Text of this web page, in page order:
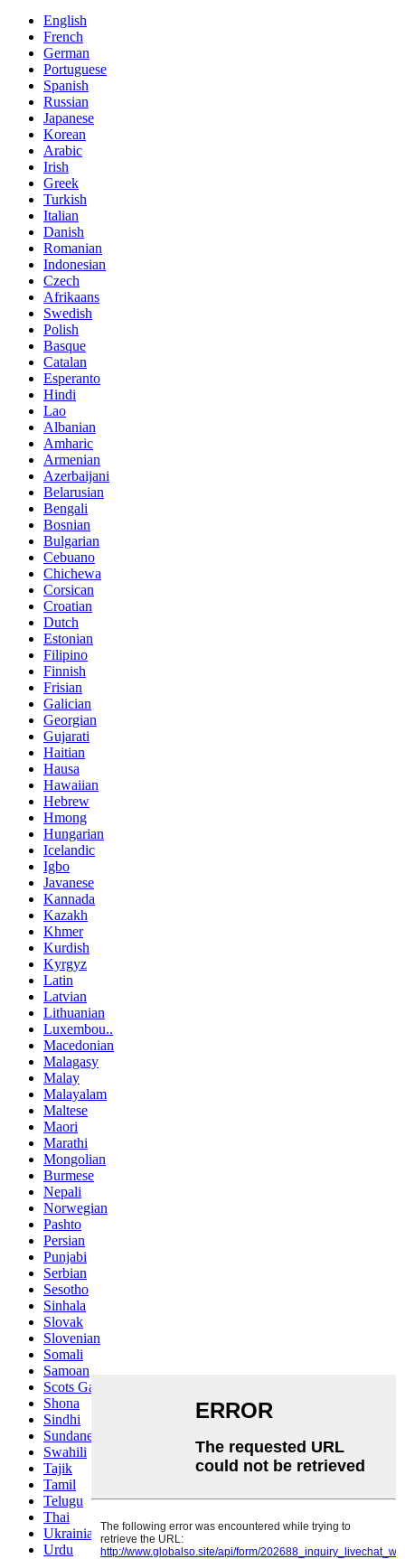
English
French
German
Portuguese
Spanish
Russian
Japanese
Korean
Arabic
Irish
Greek
Turkish
Italian
Danish
Romanian
Indonesian
Czech
Afrikaans
Swedish
Polish
Basque
Catalan
Esperanto
Hindi
Lao
Albanian
Amharic
Armenian
Azerbaijani
Belarusian
Bengali
Bosnian
Bulgarian
Cebuano
Chichewa
Corsican
Croatian
Dutch
Estonian
Filipino
Finnish
Frisian
Galician
Georgian
Gujarati
Haitian
Hausa
Hawaiian
Hebrew
Hmong
Hungarian
Icelandic
Igbo
Javanese
Kannada
Kazakh
Khmer
Kurdish
Kyrgyz
Latin
Latvian
Lithuanian
Luxembou..
Macedonian
Malagasy
Malay
Malayalam
Maltese
Maori
Marathi
Mongolian
Burmese
Nepali
Norwegian
Pashto
Persian
Punjabi
Serbian
Sesotho
Sinhala
Slovak
Slovenian
Somali
Samoan
Scots Gaelic
Shona
Sindhi
Sundanese
Swahili
Tajik
Tamil
Telugu
Thai
Ukrainian
Urdu